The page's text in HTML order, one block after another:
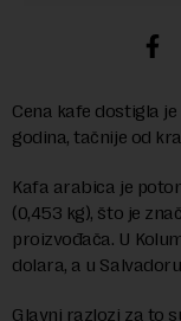
Cena kafe dostigla
godina, tačnije od
Kafa arabica je
(0,453 kg), što je
proizvođača. U
dolara, a u
Glavni razlozi za to